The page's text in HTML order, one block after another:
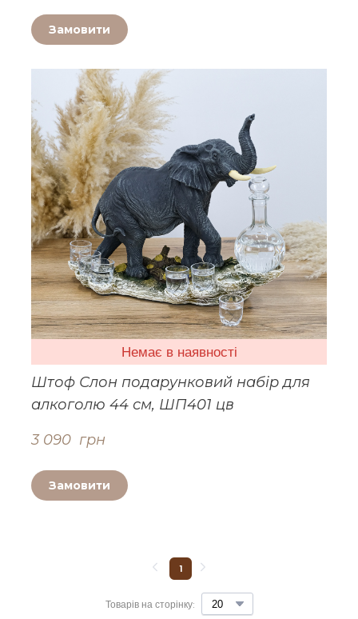
Замовити
Немає в наявності
Штоф Слон подарунковий набір для
алкоголю 44 см, ШП401 цв
3 090  грн
Замовити
Товарів на сторінку:
1